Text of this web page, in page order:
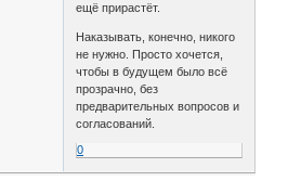
ещё прирастёт.
Наказывать, конечно, никого
не нужно. Просто хочется,
чтобы в будущем было всё
прозрачно, без
предварительных вопросов и
согласований.
0